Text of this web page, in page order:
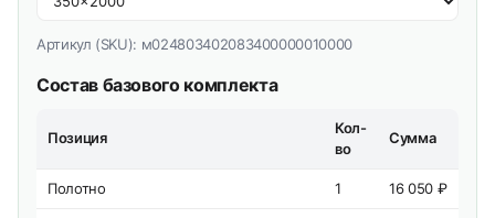
Артикул (SKU): м024803402083400000010000
Состав базового комплекта
Позиция
Кол-
во
Сумма
Полотно 1 16 050 ₽